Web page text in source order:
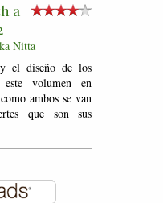
a
Nitta
el diseño de los
este volumen en
ambos se van
que son sus